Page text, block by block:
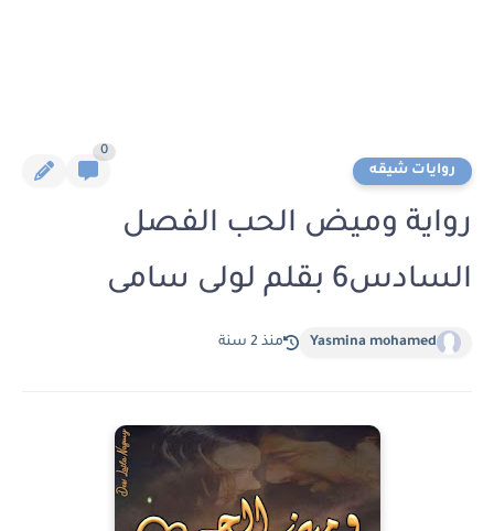
روايات شيقه
0
رواية وميض الحب الفصل
السادس6 بقلم لولى سامى
Yasmina mohamed منذ 2 سنة